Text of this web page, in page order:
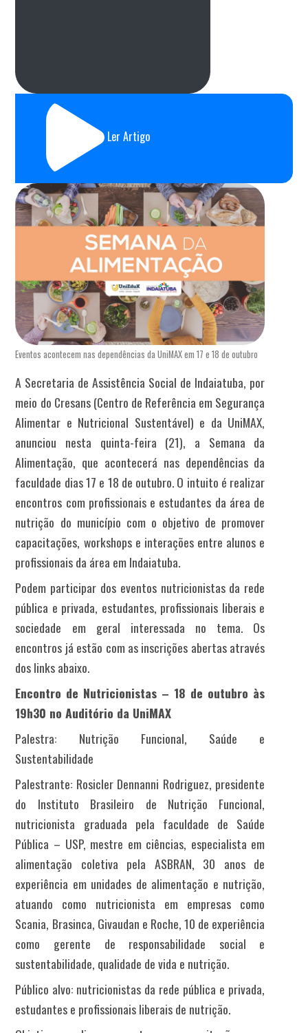
Ler Artigo
Eventos acontecem nas dependências da UniMAX em 17 e 18 de outubro
A Secretaria de Assistência Social de Indaiatuba, por
meio do Cresans (Centro de Referência em Segurança
Alimentar e Nutricional Sustentável) e da UniMAX,
anunciou nesta quinta-feira (21), a Semana da
Alimentação, que acontecerá nas dependências da
faculdade dias 17 e 18 de outubro. O intuito é realizar
encontros com profissionais e estudantes da área de
nutrição do município com o objetivo de promover
capacitações, workshops e interações entre alunos e
profissionais da área em Indaiatuba.
Podem participar dos eventos nutricionistas da rede
pública e privada, estudantes, profissionais liberais e
sociedade em geral interessada no tema. Os
encontros já estão com as inscrições abertas através
dos links abaixo.
Encontro de Nutricionistas – 18 de outubro às
19h30 no Auditório da UniMAX
Palestra: Nutrição Funcional, Saúde e
Sustentabilidade
Palestrante: Rosicler Dennanni Rodriguez, presidente
do Instituto Brasileiro de Nutrição Funcional,
nutricionista graduada pela faculdade de Saúde
Pública – USP, mestre em ciências, especialista em
alimentação coletiva pela ASBRAN, 30 anos de
experiência em unidades de alimentação e nutrição,
atuando como nutricionista em empresas como
Scania, Brasinca, Givaudan e Roche, 10 de experiência
como gerente de responsabilidade social e
sustentabilidade, qualidade de vida e nutrição.
Público alvo: nutricionistas da rede pública e privada,
estudantes e profissionais liberais de nutrição.